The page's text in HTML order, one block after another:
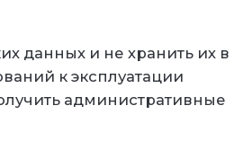
данных и не хранить их в
к эксплуатации
административные